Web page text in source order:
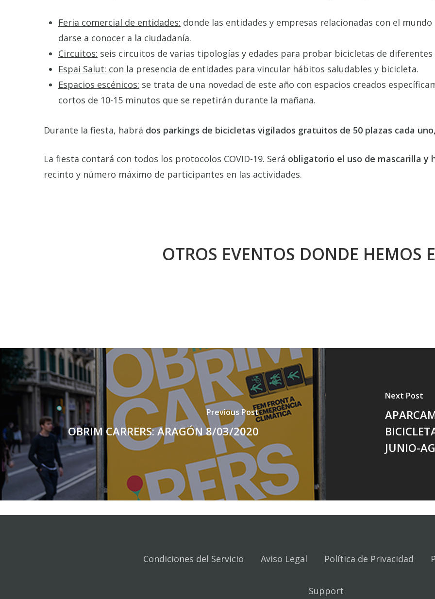
Feria comercial de entidades: donde las entidades y empresas relacionadas con el
darse a conocer a la ciudadanía.
Circuitos: seis circuitos de varias tipologías y edades para probar bicicletas de diferentes
Espai Salut: con la presencia de entidades para vincular hábitos saludables y bicicleta.
Espacios escénicos: se trata de una novedad de este año con espacios creados
cortos de 10-15 minutos que se repetirán durante la mañana.
Durante la fiesta, habrá dos parkings de bicicletas vigilados gratuitos de 50 plazas cada
La fiesta contará con todos los protocolos COVID-19. Será obligatorio el uso de mascarilla y
recinto y número máximo de participantes en las actividades.
OTROS EVENTOS DONDE HEMOS
Previous Post
OBRIM CARRERS: ARAGÓN 8/03/2020
Next Post
JUNIO-
Condiciones del Servicio Aviso Legal Política de Privacidad
Support